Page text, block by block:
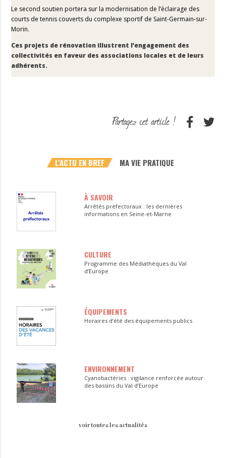
Le second soutien portera sur la modernisation de l’éclairage des
courts de tennis couverts du complexe sportif de Saint-Germain-sur-
Morin.
Ces projets de rénovation illustrent l’engagement des
collectivités en faveur des associations locales et de leurs
adhérents.
L'ACTU EN BREF MA VIE PRATIQUE
À SAVOIR
Arrêtés préfectoraux : les dernières
informations en Seine-et-Marne
CULTURE
Programme des Médiathèques du Val
d’Europe
ÉQUIPEMENTS
Horaires d’été des équipements publics
ENVIRONNEMENT
Cyanobactéries : vigilance renforcée autour
des bassins du Val d’Europe
voir toutes les actualités